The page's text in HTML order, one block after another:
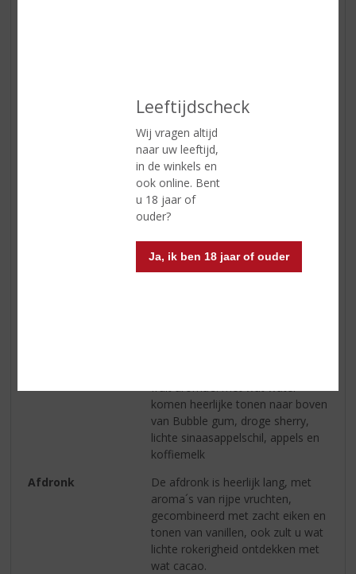
Leeftijdscheck
Wij vragen altijd
naar uw leeftijd,
in de winkels en
ook online. Bent
u 18 jaar of
ouder?
Ja, ik ben 18 jaar of ouder
Land van Herkomst
Japan
70 CL
Alcoholpercentage
51.4% vol
Blended
Smaaktype Whisky
Vol & Rijk
Bloemig, fruitig met een zweem
komen heerlijke tonen naar boven
van Bubble gum, droge sherry,
lichte sinaasappelschil, appels en
koffiemelk
Afdronk
De afdronk is heerlijk lang, met
aroma´s van rijpe vruchten,
gecombineerd met zacht eiken en
tonen van vanillen, ook zult u wat
lichte rokerigheid ontdekken met
wat cacao.